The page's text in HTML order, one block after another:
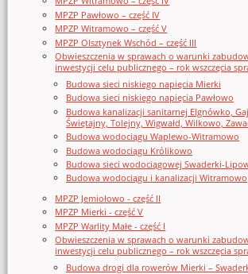
MPZP Pawłowo – część IV
MPZP Witramowo – część V
MPZP Olsztynek Wschód – część III
Obwieszczenia w sprawach o warunki
inwestycji celu publicznego – rok wszczęcia
Budowa sieci niskiego napięcia Mierki
Budowa sieci niskiego napięcia Pawłowo
Budowa kanalizacji sanitarnej Elgnówko,
Świętajny, Tolejny, Wigwałd, Wilkowo,
Budowa wodociągu Waplewo-Witramowo
Budowa wodociągu Królikowo
Budowa sieci wodociągowej Swaderki-
Budowa wodociągu i kanalizacji Witramowo
MPZP Jemiołowo - część II
MPZP Mierki - część V
MPZP Warlity Małe - część I
Obwieszczenia w sprawach o warunki
inwestycji celu publicznego – rok wszczęcia
Budowa drogi dla rowerów Mierki –